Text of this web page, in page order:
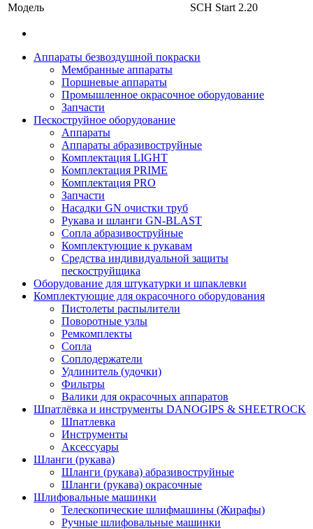
Модель
SCH Start 2.20
Аппараты безвоздушной покраски
Мембранные аппараты
Поршневые аппараты
Промышленное окрасочное оборудование
Запчасти
Пескоструйное оборудование
Аппараты
Аппараты абразивоструйные
Комплектация LIGHT
Комплектация PRIME
Комплектация PRO
Запчасти
Насадки GN очистки труб
Рукава и шланги GN-BLAST
Сопла абразивоструйные
Комплектующие к рукавам
Средства индивидуальной защиты
пескоструйщика
Оборудование для штукатурки и шпаклевки
Комплектующие для окрасочного оборудования
Пистолеты распылители
Поворотные узлы
Ремкомплекты
Сопла
Соплодержатели
Удлинитель (удочки)
Фильтры
Валики для окрасочных аппаратов
Шпатлёвка и инструменты DANOGIPS & SHEETROCK
Шпатлевка
Инструменты
Аксессуары
Шланги (рукава)
Шланги (рукава) абразивоструйные
Шланги (рукава) окрасочные
Шлифовальные машинки
Телескопические шлифмашины (Жирафы)
Ручные шлифовальные машинки